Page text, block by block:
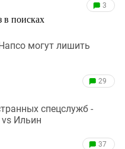
в поисках
3
могут лишить
29
спецслужб -
vs Ильин
37